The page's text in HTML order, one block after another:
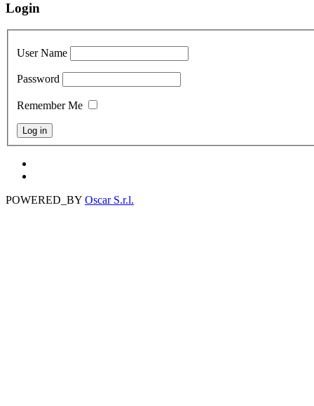
Login
User Name
Password
Remember Me
POWERED_BY Oscar S.r.l.